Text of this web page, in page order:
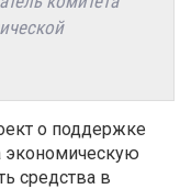
о поддержке
экономическую
средства в